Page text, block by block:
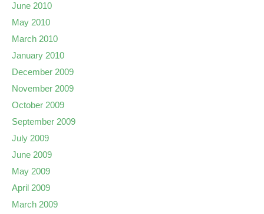
June 2010
May 2010
March 2010
January 2010
December 2009
November 2009
October 2009
September 2009
July 2009
June 2009
May 2009
April 2009
March 2009